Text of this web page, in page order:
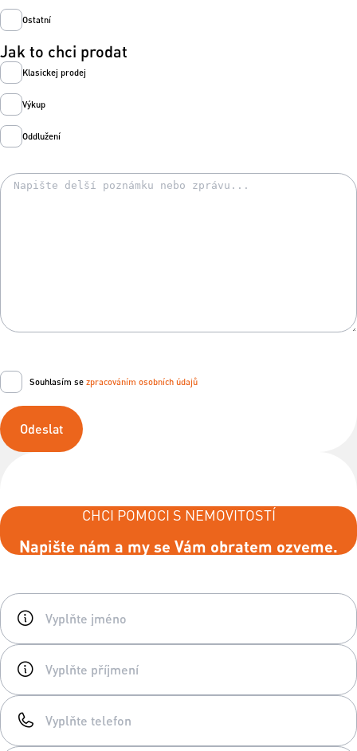
Ostatní
Jak to chci prodat
Klasickej prodej
Výkup
Oddlužení
Souhlasím se zpracováním osobních údajů
Odeslat
CHCI POMOCI S NEMOVITOSTÍ
Napište nám a my se Vám obratem ozveme.